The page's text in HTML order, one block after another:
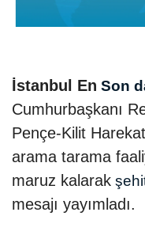
İstanbul En Son
Cumhurbaşkanı
Pençe-Kilit
arama tarama
maruz kalarak
mesajı yayımladı.